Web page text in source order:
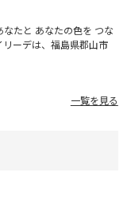
たと あなたの色を つな
ーデは、福島県郡山市
一覧を見る